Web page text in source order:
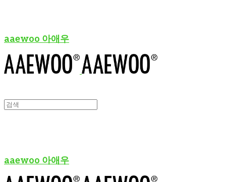
aaewoo 아애우
aaewoo 아애우